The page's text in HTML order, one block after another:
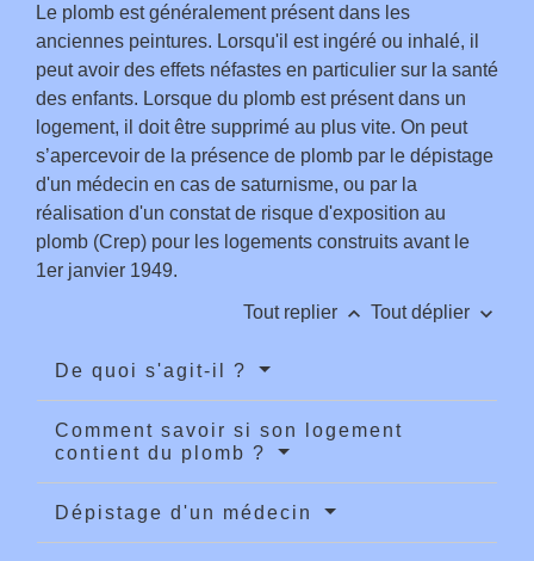
Le plomb est généralement présent dans les
anciennes peintures. Lorsqu'il est ingéré ou inhalé, il
peut avoir des effets néfastes en particulier sur la santé
des enfants. Lorsque du plomb est présent dans un
logement, il doit être supprimé au plus vite. On peut
s’apercevoir de la présence de plomb par le dépistage
d'un médecin en cas de saturnisme, ou par la
réalisation d'un constat de risque d'exposition au
plomb (Crep) pour les logements construits avant le
1er janvier 1949.
Tout replier keyboard_arrow_up Tout déplier keyboard_arrow_down
De quoi s'agit-il ?
Comment savoir si son logement
contient du plomb ?
Dépistage d'un médecin